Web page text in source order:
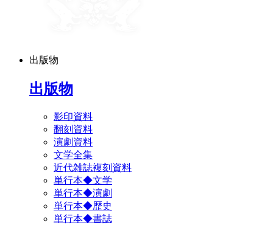
出版物
出版物
影印資料
翻刻資料
演劇資料
文学全集
近代雑誌複刻資料
単行本◆文学
単行本◆演劇
単行本◆歴史
単行本◆書誌